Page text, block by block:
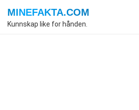
MINEFAKTA.COM
Kunnskap like for hånden.